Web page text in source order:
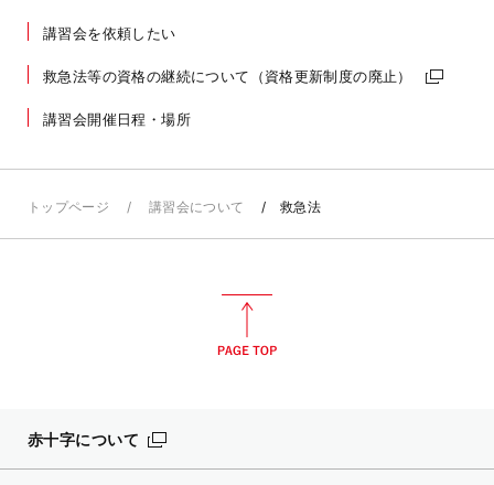
講習会を依頼したい
救急法等の資格の継続について（資格更新制度の廃止）
講習会開催日程・場所
トップページ 講習会について 救急法
赤十字について